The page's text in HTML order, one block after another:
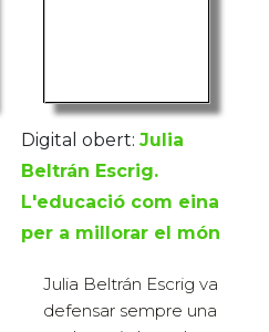
Digital obert: Julia
Beltrán Escrig.
L'educació com eina
per a millorar el món
Julia Beltrán Escrig va
defensar sempre una